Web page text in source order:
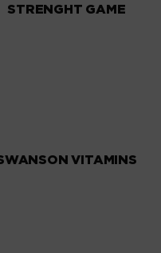
STRENGHT GAME
VITAMINS